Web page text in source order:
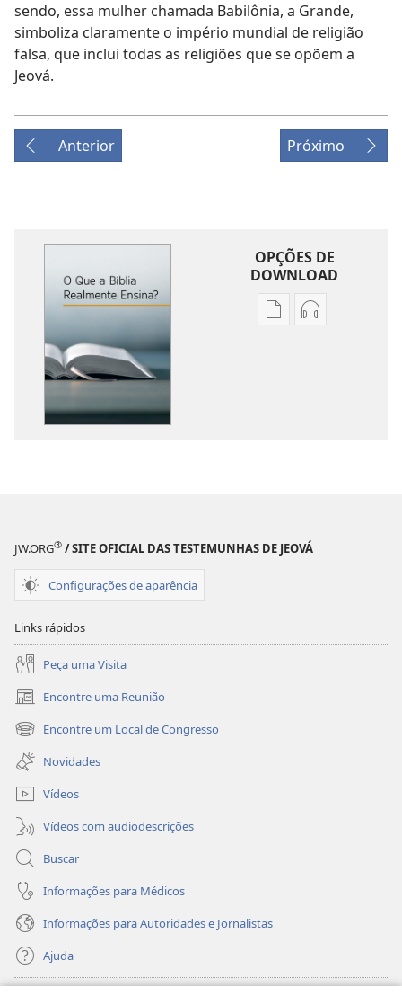
sendo, essa mulher chamada Babilônia, a Grande,
simboliza claramente o império mundial de religião
falsa, que inclui todas as religiões que se opõem a
Jeová.
Anterior Próximo
OPÇÕES DE
DOWNLOAD
Opções
Ensina?
Opções
Ensina?
JW.ORG® / SITE OFICIAL DAS TESTEMUNHAS DE JEOVÁ
Configurações de aparência
Links rápidos
Peça uma Visita
Encontre uma Reunião
(abre
nova
janela)
Encontre um Local de Congresso
(abre
nova
janela)
Novidades
Vídeos
Vídeos com audiodescrições
Buscar
Informações para Médicos
Informações para Autoridades e Jornalistas
Ajuda